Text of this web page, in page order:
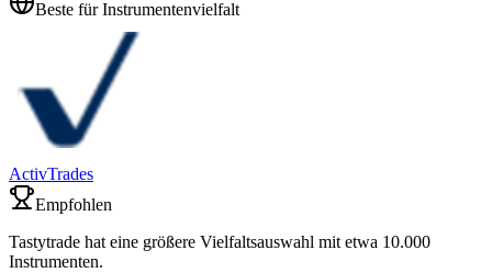
Beste für Instrumentenvielfalt
ActivTrades
Empfohlen
Tastytrade hat eine größere Vielfaltsauswahl mit etwa 10.000
Instrumenten.